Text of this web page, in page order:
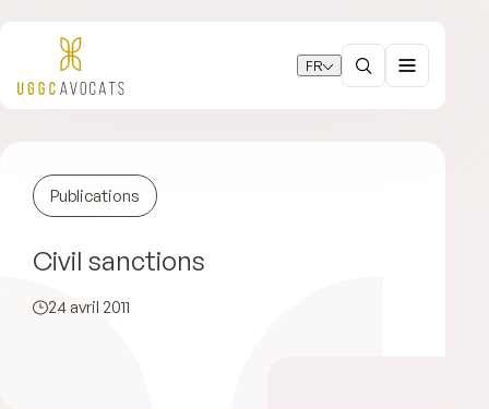
FR
Publications
Civil sanctions
24 avril 2011